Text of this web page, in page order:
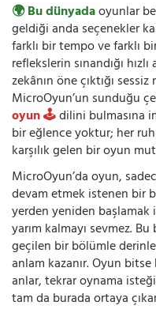
🌍 Bu dünyadaoyunlar
geldiği anda seçenekler
farklı bir tempo ve farklı
reflekslerin sınandığı
zekânın öne çıktığı
MicroOyun’un sunduğu
oyun 🕹️dilini bulmasına
bir eğlence yoktur; her
karşılık gelen bir oyun
MicroOyun’da oyun,
devam etmek istenen bir
yerden yeniden
yarım kalmayı sevmez.
geçilen bir bölümle
anlam kazanır. Oyun
anlar, tekrar oynama
tam da burada ortaya